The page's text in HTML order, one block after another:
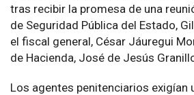
tras recibir la promesa de una
de Seguridad Pública del Estado,
el fiscal general, César Jáuregui
de Hacienda, José de Jesús
Los agentes penitenciarios exigían